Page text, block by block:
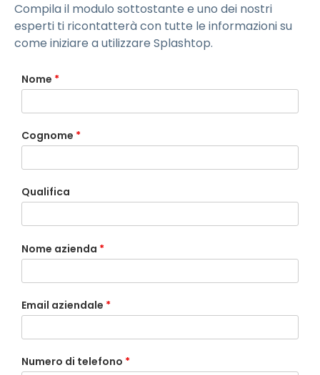
Compila il modulo sottostante e uno dei nostri
esperti ti ricontatterà con tutte le informazioni su
come iniziare a utilizzare Splashtop.
Nome *
Cognome *
Qualifica
Nome azienda *
Email aziendale *
Numero di telefono *